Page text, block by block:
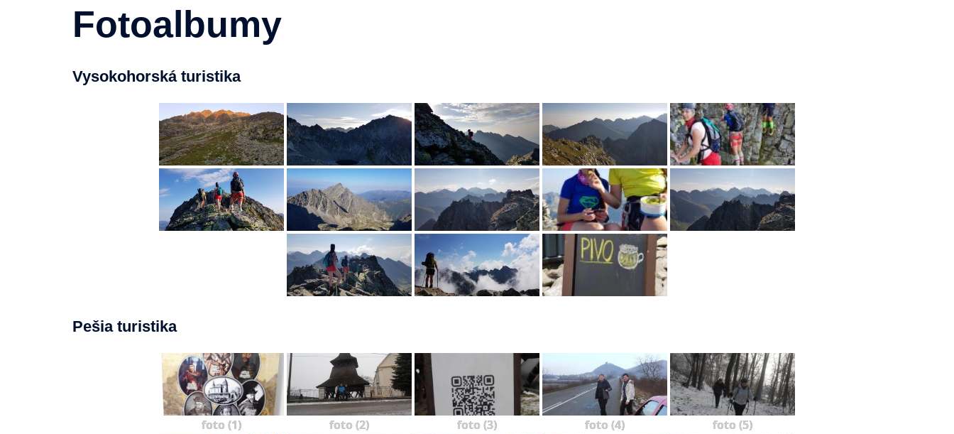
Fotoalbumy
Vysokohorská turistika
Pešia turistika
foto (1) foto (2) foto (3) foto (4) foto (5)